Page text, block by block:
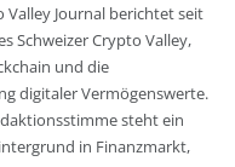
Valley Journal berichtet seit
Schweizer Crypto Valley,
und die
digitaler Vermögenswerte.
steht ein
in Finanzmarkt,